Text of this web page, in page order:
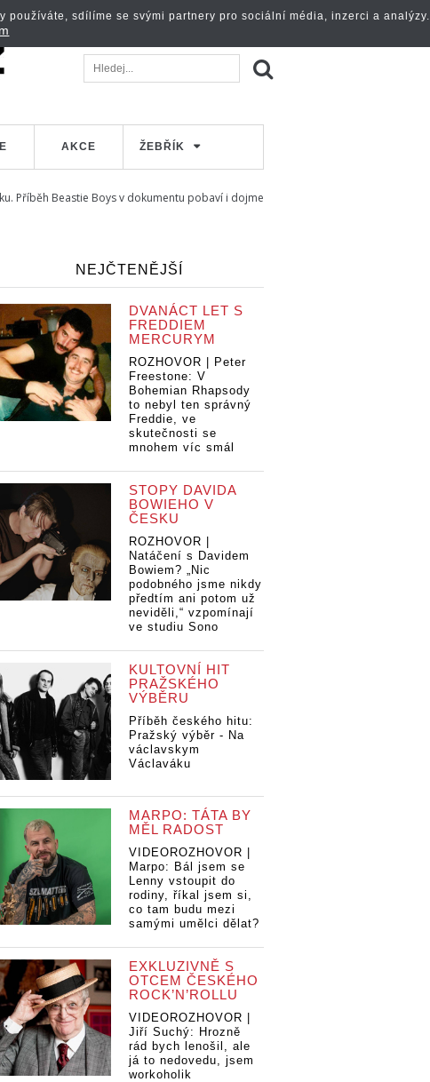
AKCE ŽEBŘÍK
Příběh Beastie Boys v dokumentu pobaví i dojme
NEJČTENĚJŠÍ
DVANÁCT LET S
FREDDIEM
MERCURYM
ROZHOVOR | Peter
Freestone: V
Bohemian Rhapsody
to nebyl ten správný
Freddie, ve
skutečnosti se
mnohem víc smál
STOPY DAVIDA
BOWIEHO V
ČESKU
ROZHOVOR |
Natáčení s Davidem
Bowiem? „Nic
podobného jsme nikdy
předtím ani potom už
neviděli,“ vzpomínají
ve studiu Sono
KULTOVNÍ HIT
PRAŽSKÉHO
VÝBĚRU
Příběh českého hitu:
Pražský výběr - Na
václavskym
Václaváku
MARPO: TÁTA BY
MĚL RADOST
VIDEOROZHOVOR |
Marpo: Bál jsem se
Lenny vstoupit do
rodiny, říkal jsem si,
co tam budu mezi
samými umělci dělat?
EXKLUZIVNĚ S
OTCEM ČESKÉHO
ROCK’N’ROLLU
VIDEOROZHOVOR |
Jiří Suchý: Hrozně
rád bych lenošil, ale
já to nedovedu, jsem
workoholik
sdílíme se svými partnery pro sociální média, inzerci a analýzy.